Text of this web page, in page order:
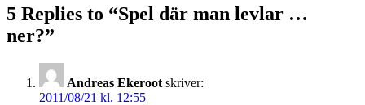
levlar
…
5 Replies to “Spel där man levlar …
ner?”
Andreas Ekeroot skriver:
2011/08/21 kl. 12:55